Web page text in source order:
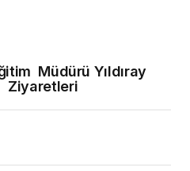
Müdürü Yıldıray
Ziyaretleri